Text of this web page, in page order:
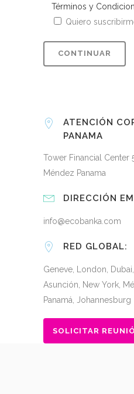
Términos y
Quiero
ATENCIÓN
PANAMA
Tower Financial Center
Méndez Panama
DIRECCIÓN
info@ecobanka.com
RED GLOBAL:
Geneve, London,
Asunción, New York,
Panamá, Johannesburg
SOLICITAR